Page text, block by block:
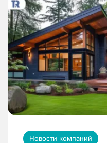
Новости компаний